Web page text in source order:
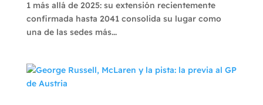
1 más allá de 2025: su extensión recientemente
confirmada hasta 2041 consolida su lugar como
una de las sedes más...